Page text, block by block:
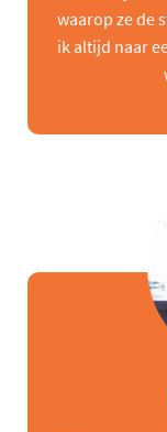
waarop ze de
ik altijd naar